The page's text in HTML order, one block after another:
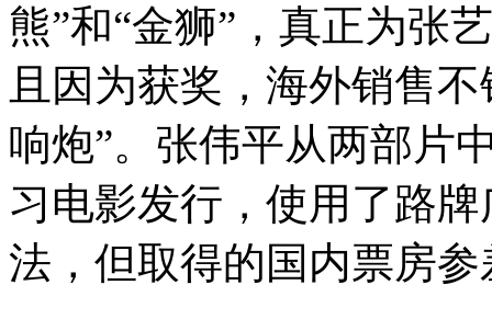
熊”和“金狮”，真正为张
且因为获奖，海外销售
响炮”。张伟平从两部片
习电影发行，使用了路
法，但取得的国内票房